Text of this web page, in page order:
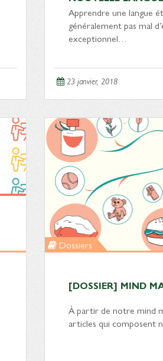
Apprendre une langue
généralement pas mal
exceptionnel…
23 janvier, 2018
Dossiers
[DOSSIER] MIND
À partir de notre mind
articles qui composent